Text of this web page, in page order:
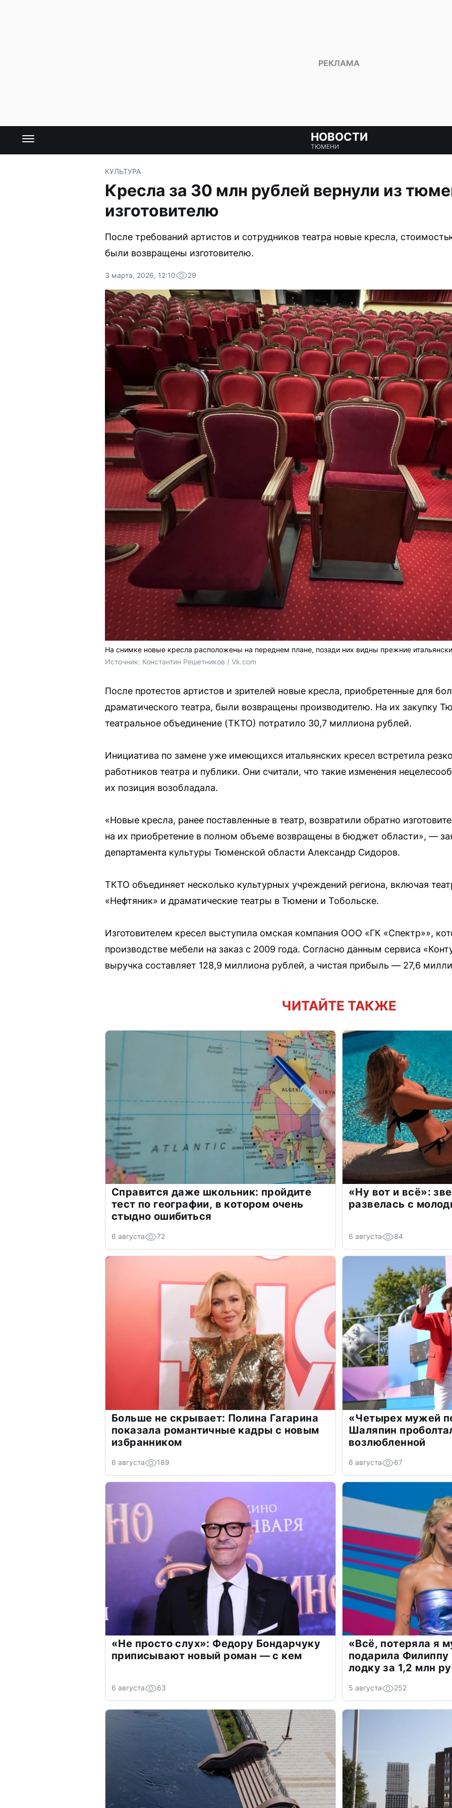
НОВОСТИ
ТЮМЕНИ
КУЛЬТУРА
Кресла за 30 млн рублей вернули из
изготовителю
После требований артистов и сотрудников театра новые кресла,
были возвращены изготовителю.
3 марта, 2026, 12:10 29
На снимке новые кресла расположены на переднем плане, позади них видны прежние
Источник: Константин Решетников / Vk.com
После протестов артистов и зрителей новые кресла, приобретенные для
драматического театра, были возвращены производителю. На их закупку
театральное объединение (ТКТО) потратило 30,7 миллиона рублей.
Инициатива по замене уже имеющихся итальянских кресел встретила
работников театра и публики. Они считали, что такие изменения
их позиция возобладала.
«Новые кресла, ранее поставленные в театр, возвратили обратно
на их приобретение в полном объеме возвращены в бюджет области», —
департамента культуры Тюменской области Александр Сидоров.
ТКТО объединяет несколько культурных учреждений региона, включая
«Нефтяник» и драматические театры в Тюмени и Тобольске.
Изготовителем кресел выступила омская компания ООО «ГК «Спектр»»,
производстве мебели на заказ с 2009 года. Согласно данным сервиса
выручка составляет 128,9 миллиона рублей, а чистая прибыль — 27,6
ЧИТАЙТЕ ТАКЖЕ
Справится даже школьник: пройдите
тест по географии, в котором очень
стыдно ошибиться
6 августа 72
«Ну вот и всё»:
развелась с
6 августа 84
Больше не скрывает: Полина Гагарина
показала романтичные кадры с новым
избранником
6 августа 189
«Четырех мужей
Шаляпин
возлюбленной
6 августа 67
«Не просто слух»: Федору Бондарчуку
приписывают новый роман — с кем
6 августа 63
«Всё, потеряла я
подарила
лодку за 1,2 млн
5 августа 252